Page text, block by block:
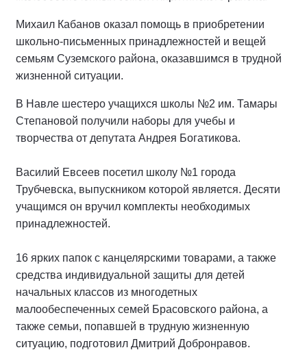
Михаил Кабанов оказал помощь в приобретении
школьно-письменных принадлежностей и вещей
семьям Суземского района, оказавшимся в трудной
жизненной ситуации.
В Навле шестеро учащихся школы №2 им. Тамары
Степановой получили наборы для учебы и
творчества от депутата Андрея Богатикова.
Василий Евсеев посетил школу №1 города
Трубчевска, выпускником которой является. Десяти
учащимся он вручил комплекты необходимых
принадлежностей.
16 ярких папок с канцелярскими товарами, а также
средства индивидуальной защиты для детей
начальных классов из многодетных
малообеспеченных семей Брасовского района, а
также семьи, попавшей в трудную жизненную
ситуацию, подготовил Дмитрий Добронравов.